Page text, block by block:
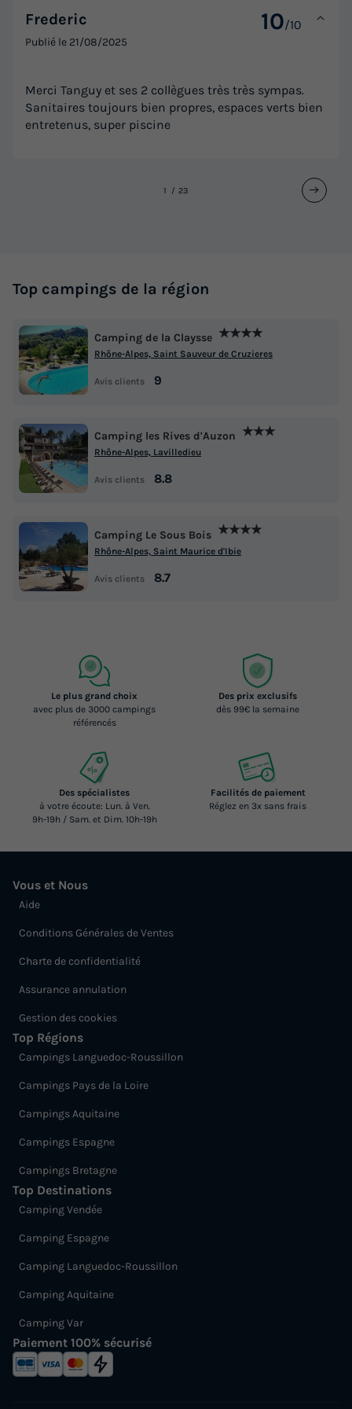
Frederic 10/10
Publié le 21/08/2025
Merci Tanguy et ses 2 collègues très très sympas.
Sanitaires toujours bien propres, espaces verts bien
entretenus, super piscine
1 23
Top campings de la région
Camping de la Claysse ★★★★
Rhône-Alpes, Saint Sauveur de Cruzieres
Avis clients 9
Camping les Rives d'Auzon ★★★
Rhône-Alpes, Lavilledieu
Avis clients 8.8
Camping Le Sous Bois ★★★★
Rhône-Alpes, Saint Maurice d'Ibie
Avis clients 8.7
Le plus grand choix
avec plus de 3000 campings
référencés
Des prix exclusifs
dès 99€ la semaine
Des spécialistes
à votre écoute: Lun. à Ven.
9h-19h / Sam. et Dim. 10h-19h
Facilités de paiement
Réglez en 3x sans frais
Vous et Nous
Aide
Conditions Générales de Ventes
Charte de confidentialité
Assurance annulation
Gestion des cookies
Top Régions
Campings Languedoc-Roussillon
Campings Pays de la Loire
Campings Aquitaine
Campings Espagne
Campings Bretagne
Top Destinations
Camping Vendée
Camping Espagne
Camping Languedoc-Roussillon
Camping Aquitaine
Camping Var
Paiement 100% sécurisé